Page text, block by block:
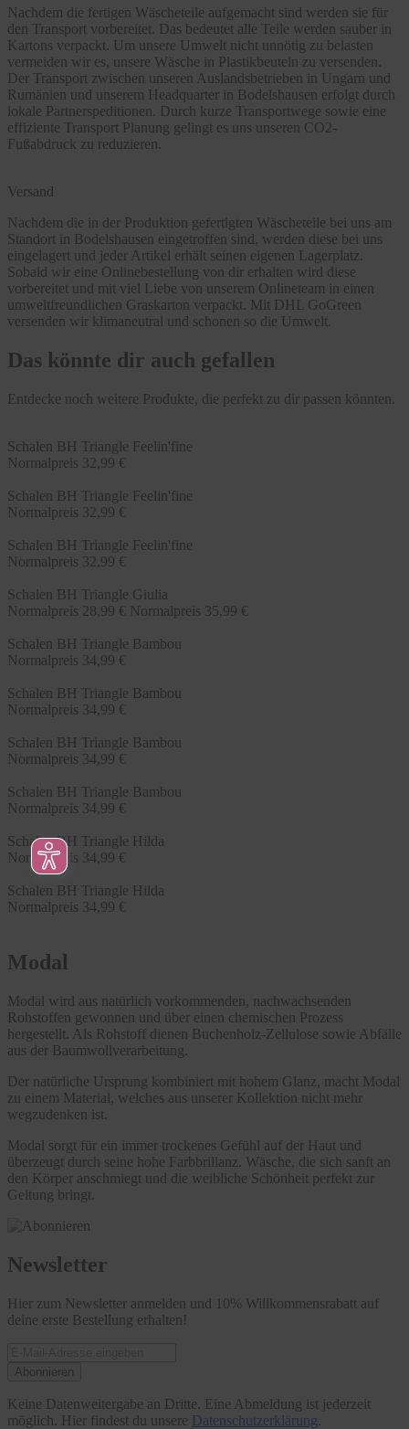
Nachdem die fertigen Wäscheteile aufgemacht sind werden sie für
den Transport vorbereitet. Das bedeutet alle Teile werden sauber in
Kartons verpackt. Um unsere Umwelt nicht unnötig zu belasten
vermeiden wir es, unsere Wäsche in Plastikbeuteln zu versenden.
Der Transport zwischen unseren Auslandsbetrieben in Ungarn und
Rumänien und unserem Headquarter in Bodelshausen erfolgt durch
lokale Partnerspeditionen. Durch kurze Transportwege sowie eine
effiziente Transport Planung gelingt es uns unseren CO2-
Fußabdruck zu reduzieren.
Versand
Nachdem die in der Produktion gefertigten Wäscheteile bei uns am
Standort in Bodelshausen eingetroffen sind, werden diese bei uns
eingelagert und jeder Artikel erhält seinen eigenen Lagerplatz.
Sobald wir eine Onlinebestellung von dir erhalten wird diese
vorbereitet und mit viel Liebe von unserem Onlineteam in einen
umweltfreundlichen Graskarton verpackt. Mit DHL GoGreen
versenden wir klimaneutral und schonen so die Umwelt.
Das könnte dir auch gefallen
Entdecke noch weitere Produkte, die perfekt zu dir passen könnten.
Schalen BH Triangle Feelin'fine
Normalpreis 32,99 €
Schalen BH Triangle Feelin'fine
Normalpreis 32,99 €
Schalen BH Triangle Feelin'fine
Normalpreis 32,99 €
Schalen BH Triangle Giulia
Normalpreis 28,99 € Normalpreis 35,99 €
Schalen BH Triangle Bambou
Normalpreis 34,99 €
Schalen BH Triangle Bambou
Normalpreis 34,99 €
Schalen BH Triangle Bambou
Normalpreis 34,99 €
Schalen BH Triangle Bambou
Normalpreis 34,99 €
Schalen BH Triangle Hilda
Normalpreis 34,99 €
Schalen BH Triangle Hilda
Normalpreis 34,99 €
Modal
Modal wird aus natürlich vorkommenden, nachwachsenden
Rohstoffen gewonnen und über einen chemischen Prozess
hergestellt. Als Rohstoff dienen Buchenholz-Zellulose sowie Abfälle
aus der Baumwollverarbeitung.
Der natürliche Ursprung kombiniert mit hohem Glanz, macht Modal
zu einem Material, welches aus unserer Kollektion nicht mehr
wegzudenken ist.
Modal sorgt für ein immer trockenes Gefühl auf der Haut und
überzeugt durch seine hohe Farbbrillanz. Wäsche, die sich sanft an
den Körper anschmiegt und die weibliche Schönheit perfekt zur
Geltung bringt.
Newsletter
Hier zum Newsletter anmelden und 10% Willkommensrabatt auf
deine erste Bestellung erhalten!
Abonnieren
Keine Datenweitergabe an Dritte. Eine Abmeldung ist jederzeit
möglich. Hier findest du unsere Datenschutzerklärung